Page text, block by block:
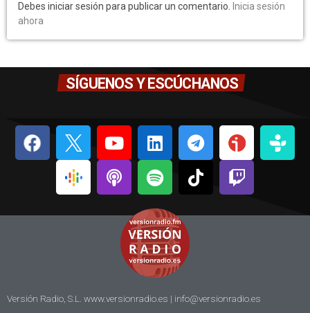
Debes iniciar sesión para publicar un comentario. Inicia sesión
ahora
SÍGUENOS Y ESCÚCHANOS
Versión Radio, S.L. www.versionradio.es | info@versionradio.es